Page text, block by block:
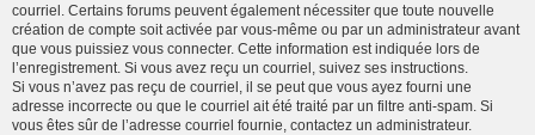
courriel. Certains forums peuvent également nécessiter que toute nouvelle
création de compte soit activée par vous-même ou par un administrateur avant
que vous puissiez vous connecter. Cette information est indiquée lors de
l’enregistrement. Si vous avez reçu un courriel, suivez ses instructions.
Si vous n’avez pas reçu de courriel, il se peut que vous ayez fourni une
adresse incorrecte ou que le courriel ait été traité par un filtre anti-spam. Si
vous êtes sûr de l’adresse courriel fournie, contactez un administrateur.